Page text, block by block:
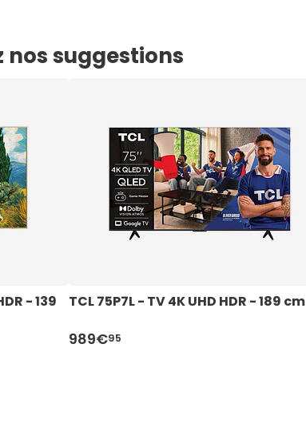
suggestions
- 139
TCL 75P7L - TV 4K UHD HDR - 189 cm
989€95